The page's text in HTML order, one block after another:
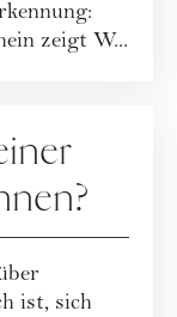
zeigt W...
ist, sich